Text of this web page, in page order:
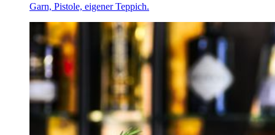
Garn, Pistole, eigener Teppich.